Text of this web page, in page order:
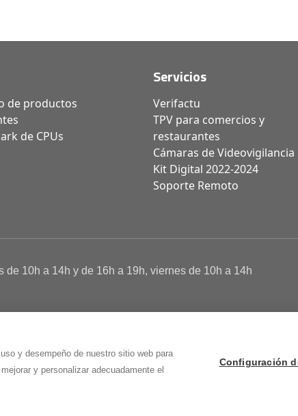
y desempeño de nuestro sitio web para
y personalizar adecuadamente el
Configuración
de productos
de CPUs
Servicios
Verifactu
TPV para comercios y
restaurantes
Cámaras de Videovigilancia
Kit Digital 2022-2024
Soporte Remoto
10h a 14h y de 16h a 19h, viernes de 10h a 14h
(Soria)